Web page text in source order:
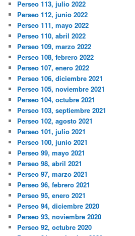
Perseo 113, julio 2022
Perseo 112, junio 2022
Perseo 111, mayo 2022
Perseo 110, abril 2022
Perseo 109, marzo 2022
Perseo 108, febrero 2022
Perseo 107, enero 2022
Perseo 106, diciembre 2021
Perseo 105, noviembre 2021
Perseo 104, octubre 2021
Perseo 103, septiembre 2021
Perseo 102, agosto 2021
Perseo 101, julio 2021
Perseo 100, junio 2021
Perseo 99, mayo 2021
Perseo 98, abril 2021
Perseo 97, marzo 2021
Perseo 96, febrero 2021
Perseo 95, enero 2021
Perseo 94, diciembre 2020
Perseo 93, noviembre 2020
Perseo 92, octubre 2020